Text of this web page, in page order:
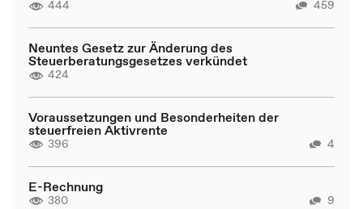
444 459
Neuntes Gesetz zur Änderung des
Steuerberatungsgesetzes verkündet
424
Voraussetzungen und Besonderheiten der
steuerfreien Aktivrente
396 4
E-Rechnung
380 9